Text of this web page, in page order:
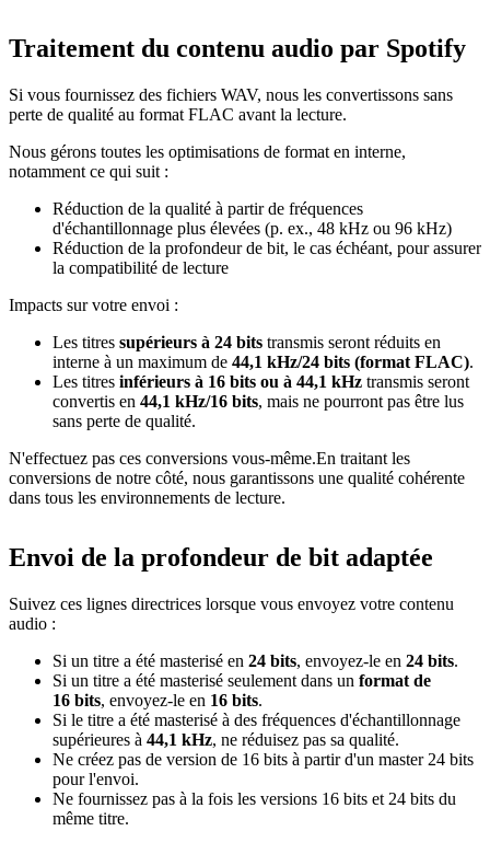
Traitement du contenu audio par Spotify
Si vous fournissez des fichiers WAV, nous les convertissons sans
perte de qualité au format FLAC avant la lecture.
Nous gérons toutes les optimisations de format en interne,
notamment ce qui suit :
Réduction de la qualité à partir de fréquences
d'échantillonnage plus élevées (p. ex., 48 kHz ou 96 kHz)
Réduction de la profondeur de bit, le cas échéant, pour assurer
la compatibilité de lecture
Impacts sur votre envoi :
Les titres supérieurs à 24 bits transmis seront réduits en
interne à un maximum de 44,1 kHz/24 bits (format FLAC).
Les titres inférieurs à 16 bits ou à 44,1 kHz transmis seront
convertis en 44,1 kHz/16 bits, mais ne pourront pas être lus
sans perte de qualité.
N'effectuez pas ces conversions vous-même.En traitant les
conversions de notre côté, nous garantissons une qualité cohérente
dans tous les environnements de lecture.
Envoi de la profondeur de bit adaptée
Suivez ces lignes directrices lorsque vous envoyez votre contenu
audio :
Si un titre a été masterisé en 24 bits, envoyez-le en 24 bits.
Si un titre a été masterisé seulement dans un format de
16 bits, envoyez-le en 16 bits.
Si le titre a été masterisé à des fréquences d'échantillonnage
supérieures à 44,1 kHz, ne réduisez pas sa qualité.
Ne créez pas de version de 16 bits à partir d'un master 24 bits
pour l'envoi.
Ne fournissez pas à la fois les versions 16 bits et 24 bits du
même titre.